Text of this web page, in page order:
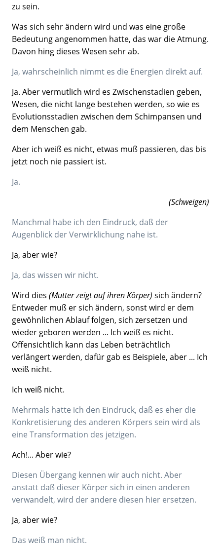
zu sein.
Was sich sehr ändern wird und was eine große
Bedeutung angenommen hatte, das war die Atmung.
Davon hing dieses Wesen sehr ab.
Ja, wahrscheinlich nimmt es die Energien direkt auf.
Ja. Aber vermutlich wird es Zwischenstadien geben,
Wesen, die nicht lange bestehen werden, so wie es
Evolutionsstadien zwischen dem Schimpansen und
dem Menschen gab.
Aber ich weiß es nicht, etwas muß passieren, das bis
jetzt noch nie passiert ist.
Ja.
(Schweigen)
Manchmal habe ich den Eindruck, daß der
Augenblick der Verwirklichung nahe ist.
Ja, aber wie?
Ja, das wissen wir nicht.
Wird dies (Mutter zeigt auf ihren Körper) sich ändern?
Entweder muß er sich ändern, sonst wird er dem
gewöhnlichen Ablauf folgen, sich zersetzen und
wieder geboren werden ... Ich weiß es nicht.
Offensichtlich kann das Leben beträchtlich
verlängert werden, dafür gab es Beispiele, aber ... Ich
weiß nicht.
Ich weiß nicht.
Mehrmals hatte ich den Eindruck, daß es eher die
Konkretisierung des anderen Körpers sein wird als
eine Transformation des jetzigen.
Ach!... Aber wie?
Diesen Übergang kennen wir auch nicht. Aber
anstatt daß dieser Körper sich in einen anderen
verwandelt, wird der andere diesen hier ersetzen.
Ja, aber wie?
Das weiß man nicht.